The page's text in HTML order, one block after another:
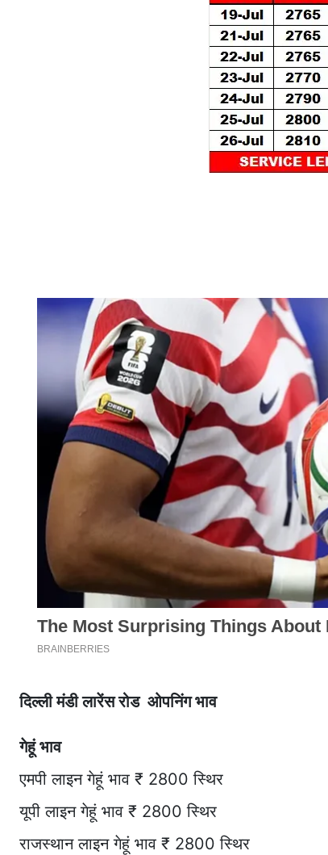
दिल्ली मंडी लारेंस रोड ओपनिंग भाव
गेहूं भाव
एमपी लाइन गेहूं भाव ₹ 2800 स्थिर
यूपी लाइन गेहूं भाव ₹ 2800 स्थिर
राजस्थान लाइन गेहूं भाव ₹ 2800 स्थिर